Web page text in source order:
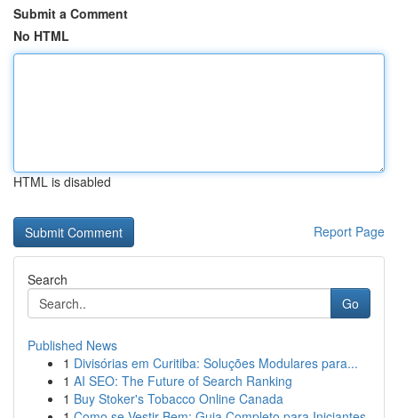
Submit a Comment
No HTML
HTML is disabled
Report Page
Search
Go
Published News
1 Divisórias em Curitiba: Soluções Modulares para...
1 AI SEO: The Future of Search Ranking
1 Buy Stoker's Tobacco Online Canada